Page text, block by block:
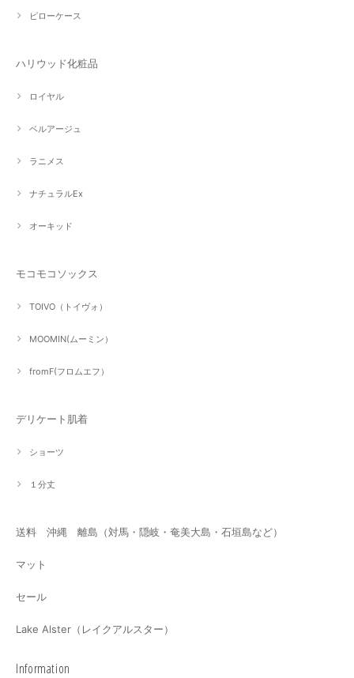
ピローケース
ハリウッド化粧品
ロイヤル
ベルアージュ
ラニメス
ナチュラルEx
オーキッド
モコモコソックス
TOIVO（トイヴォ）
MOOMIN(ムーミン）
fromF(フロムエフ）
デリケート肌着
ショーツ
１分丈
送料 沖縄 離島（対馬・隠岐・奄美大島・石垣島など）
マット
セール
Lake Alster（レイクアルスター）
Information